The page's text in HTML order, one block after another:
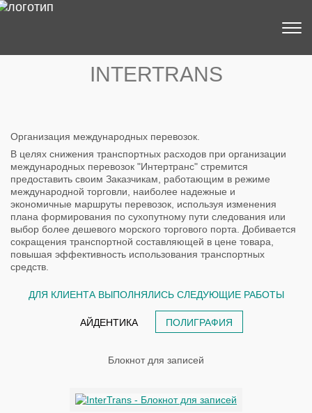
INTERTRANS
Организация международных перевозок.
В целях снижения транспортных расходов при организации
международных перевозок "Интертранс" стремится
предоставить своим Заказчикам, работающим в режиме
международной торговли, наиболее надежные и
экономичные маршруты перевозок, используя изменения
плана формирования по сухопутному пути следования или
выбор более дешевого морского торгового порта. Добивается
сокращения транспортной составляющей в цене товара,
повышая эффективность использования транспортных
средств.
ДЛЯ КЛИЕНТА ВЫПОЛНЯЛИСЬ СЛЕДУЮЩИЕ РАБОТЫ
АЙДЕНТИКА ПОЛИГРАФИЯ
Блокнот для записей